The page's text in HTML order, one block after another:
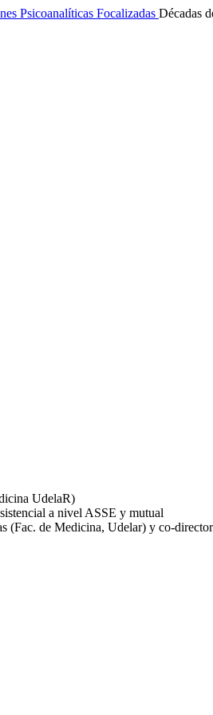
Psicoanalíticas Focalizadas Décadas
UdelaR)
a nivel ASSE y mutual
(Fac. de Medicina, Udelar) y co-